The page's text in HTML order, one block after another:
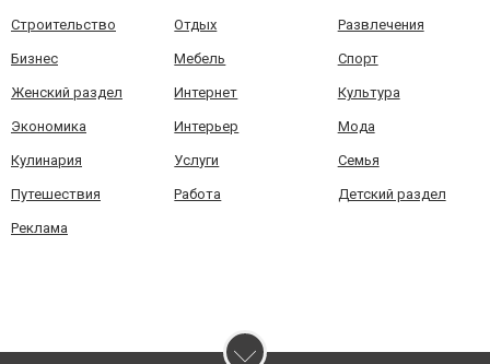
Строительство Отдых Развлечения
Бизнес Мебель Спорт
Женский раздел Интернет Культура
Экономика Интерьер Мода
Кулинария Услуги Семья
Путешествия Работа Детский раздел
Реклама